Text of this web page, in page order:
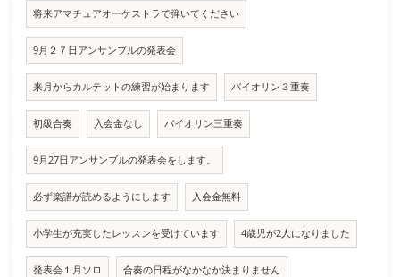
将来アマチュアオーケストラで弾いてください
9月２７日アンサンブルの発表会
来月からカルテットの練習が始まります バイオリン３重奏
初級合奏 入会金なし バイオリン三重奏
9月27日アンサンブルの発表会をします。
必ず楽譜が読めるようにします 入会金無料
小学生が充実したレッスンを受けています 4歳児が2人になりました
発表会１月ソロ 合奏の日程がなかなか決まりません